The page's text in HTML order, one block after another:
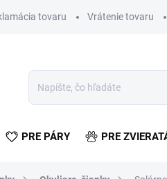
tovaru Vrátenie tovaru
PRE PÁRY PRE